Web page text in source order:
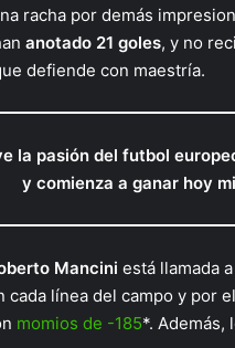
racha por demás
anotado 21 goles, y no
defiende con maestría.
la pasión del futbol
y comienza a ganar hoy
Mancini está llamada
línea del campo y por
momios de -185*. Además,